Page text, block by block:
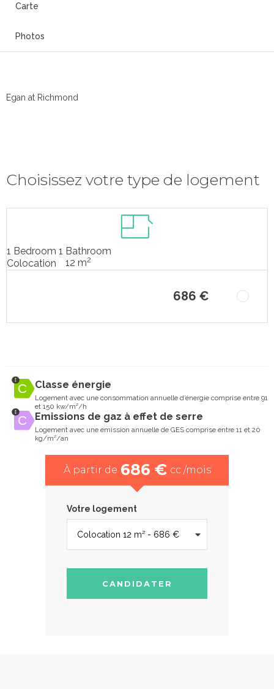
Carte
Photos
Egan at Richmond
Choisissez votre type de logement
1 Bedroom 1 Bathroom
Colocation
12 m2
686 €
Classe énergie
Logement avec une consommation annuelle d’énergie comprise entre 91
et 150 kw/m²/h
Emissions de gaz à effet de serre
Logement avec une emission annuelle de GES comprise entre 11 et 20
kg/m²/an
À partir de 686 € cc /mois
Votre logement
CANDIDATER